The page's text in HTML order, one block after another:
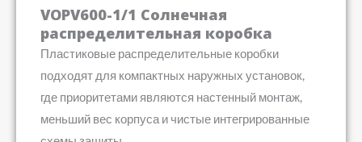
VOPV600-1/1 Солнечная
распределительная коробка
Пластиковые распределительные коробки
подходят для компактных наружных установок,
где приоритетами являются настенный монтаж,
меньший вес корпуса и чистые интегрированные